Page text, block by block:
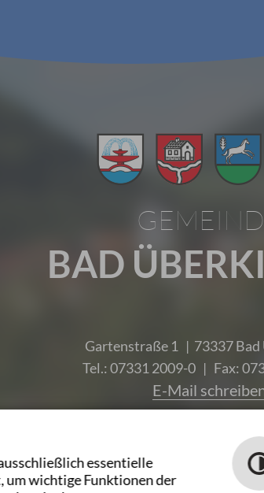
BAD
Gartenstraße 1 | 73337 Bad
Tel.: 07331 2009-0 | Fax:
E-Mail
Leichte Sprache
essentielle
um wichtige Funktionen der